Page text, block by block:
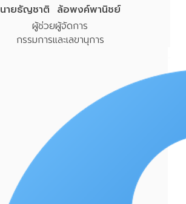
นายธัญชาติ ล้อพงค์พานิชย์
ผู้ช่วยผู้จัดการ
กรรมการและเลขานุการ